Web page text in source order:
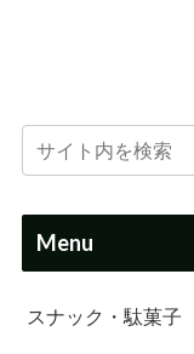
Menu
スナック・駄菓子